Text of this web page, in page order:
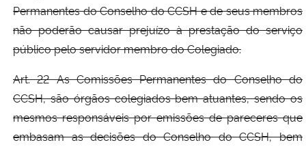
Permanentes do Conselho do CCSH e de seus membros
não poderão causar prejuízo à prestação do serviço
público pelo servidor membro do Colegiado.
Art. 22 As Comissões Permanentes do Conselho do
CCSH, são órgãos colegiados bem atuantes, sendo os
mesmos responsáveis por emissões de pareceres que
embasam as decisões do Conselho do CCSH, bem